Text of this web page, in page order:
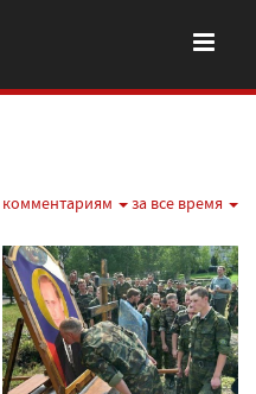
комментариям за все время